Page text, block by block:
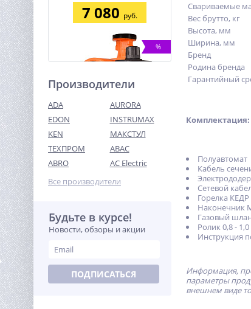
7 080 руб.
%
Циркуляционный насос
ВИХРЬ ЦН-25-6 ПРОФ
3 580
Производители
ADA
AURORA
EDON
INSTRUMAX
KEN
МАКСТУЛ
ТЕХПРОМ
ABAC
ABRO
AC Electric
Все производители
Будьте в курсе!
Новости, обзоры и акции
ПОДПИСАТЬСЯ
Свариваемые
Вес брутто, кг
Высота, мм
Ширина, мм
Бренд
Родина бренда
Гарантийный
Комплектация:
Полуавтомат
Кабель
Сетевой
Горелка КЕДР
Наконечник
Газовый
Ролик 0,8 -
Инструкция
Информация,
параметры
внешнем виде